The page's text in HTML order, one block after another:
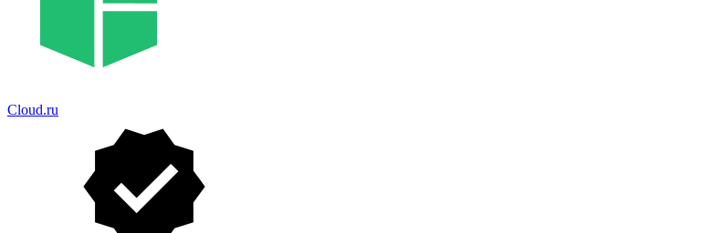
Cloud.ru